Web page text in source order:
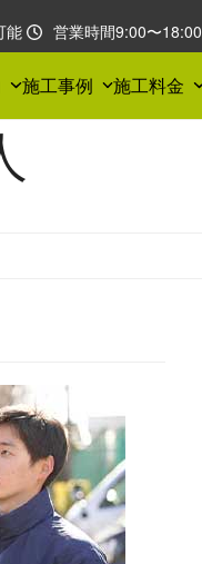
能 営業時間9:00〜18:00
施工事例 施工料金